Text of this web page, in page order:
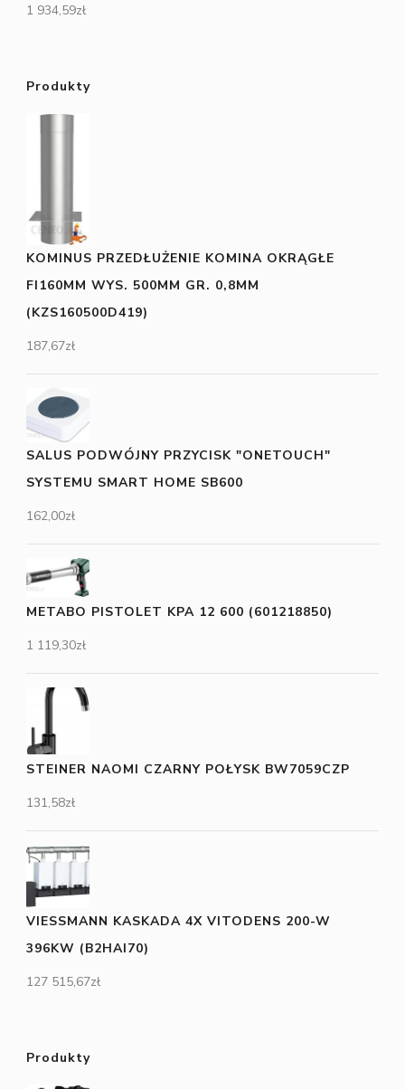
1 934,59zł
Produkty
KOMINUS PRZEDŁUŻENIE KOMINA OKRĄGŁE
FI160MM WYS. 500MM GR. 0,8MM
(KZS160500D419)
187,67zł
SALUS PODWÓJNY PRZYCISK "ONETOUCH"
SYSTEMU SMART HOME SB600
162,00zł
METABO PISTOLET KPA 12 600 (601218850)
1 119,30zł
STEINER NAOMI CZARNY POŁYSK BW7059CZP
131,58zł
VIESSMANN KASKADA 4X VITODENS 200-W
396KW (B2HAI70)
127 515,67zł
Produkty